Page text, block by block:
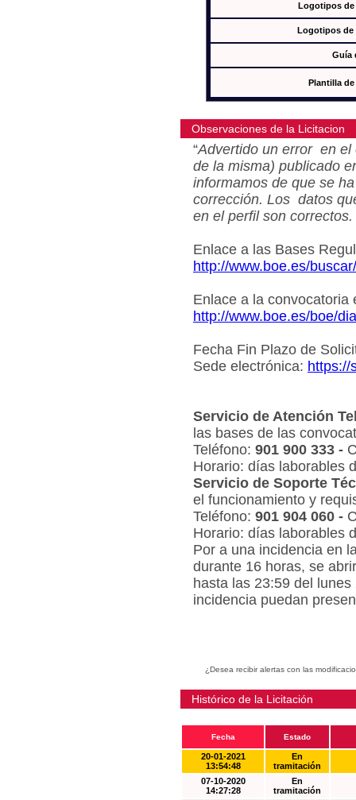
Logotipos de
Logotipos de
Guía
Plantilla
Observaciones de la Licitacion
“Advertido un error en el
de la misma) publicado
informamos de que se
corrección. Los datos
en el perfil son correctos.
Enlace a las Bases
http://www.boe.es/
Enlace a la convocatoria
http://www.boe.es/boe/
Fecha Fin Plazo de
Sede electrónica: https://
Servicio de Atención
las bases de las
Teléfono: 901 900 333 -
Horario: días laborables
Servicio de Soporte
el funcionamiento y
Teléfono: 901 904 060 -
Horario: días laborables
Por a una incidencia en
durante 16 horas, se
hasta las 23:59 del
incidencia puedan
¿Desea recibir alertas con las
Histórico de la Licitación
Fecha Estado
20-01-2021
13:54:48
En
tramitación
07-10-2020
14:27:28
En
tramitación